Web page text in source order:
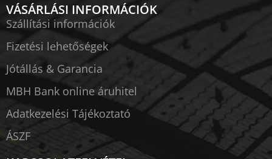
VÁSÁRLÁSI INFORMÁCIÓK
Szállítási információk
Fizetési lehetőségek
Jótállás & Garancia
MBH Bank online áruhitel
Adatkezelési Tájékoztató
ÁSZF